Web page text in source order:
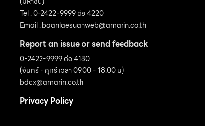
Tel : 0-2422-9999 ต่อ 4220
Email :baanlaesuanweb@amarin.co.th
Report an issue or send feedback
0-2422-9999 ต่อ 4180
(จันทร์ - ศุกร์ เวลา 09.00 - 18.00 น)
bdcx@amarin.co.th
Privacy Policy